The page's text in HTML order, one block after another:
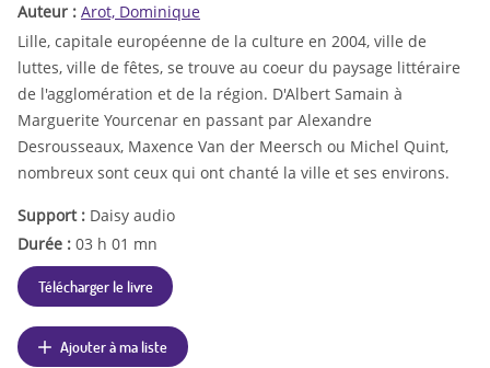
Auteur : Arot, Dominique
Lille, capitale européenne de la culture en 2004, ville de
luttes, ville de fêtes, se trouve au coeur du paysage littéraire
de l'agglomération et de la région. D'Albert Samain à
Marguerite Yourcenar en passant par Alexandre
Desrousseaux, Maxence Van der Meersch ou Michel Quint,
nombreux sont ceux qui ont chanté la ville et ses environs.
Support : Daisy audio
Durée : 03 h 01 mn
Télécharger le livre
Ajouter à ma liste